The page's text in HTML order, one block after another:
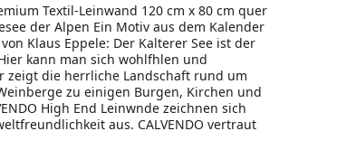
Textil-Leinwand 120 cm x 80 cm quer
der Alpen Ein Motiv aus dem Kalender
Klaus Eppele: Der Kalterer See ist der
kann man sich wohlfhlen und
zeigt die herrliche Landschaft rund um
zu einigen Burgen, Kirchen und
High End Leinwnde zeichnen sich
aus. CALVENDO vertraut